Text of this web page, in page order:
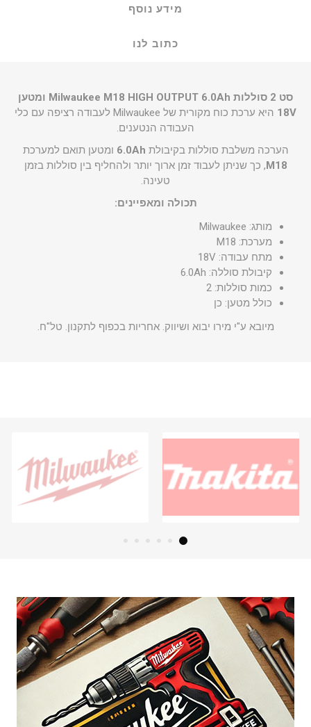
מידע נוסף
כתוב לנו
סט 2 סוללות Milwaukee M18 HIGH OUTPUT 6.0Ah ומטען
18V
היא ערכת כוח מקורית של Milwaukee לעבודה רציפה עם כלי
העבודה הנטענים.
הערכה משלבת סוללות בקיבולת 6.0Ah ומטען תואם למערכת
M18, כך שניתן לעבוד זמן ארוך יותר ולהחליף בין סוללות בזמן
טעינה.
תכולה ומאפיינים:
מותג: Milwaukee
מערכת: M18
מתח עבודה: 18V
קיבולת סוללה: 6.0Ah
כמות סוללות: 2
כולל מטען: כן
מיובא ע"י מירו יבוא ושיווק. אחריות בכפוף לתקנון. טל"ח.